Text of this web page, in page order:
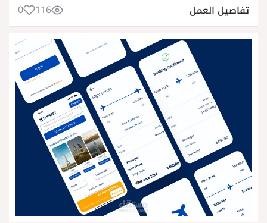
تفاصيل العمل 116
0